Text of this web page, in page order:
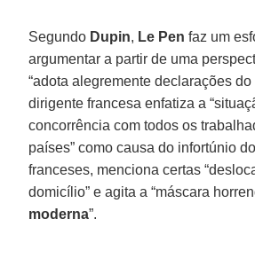
Segundo Dupin, Le Pen faz um
argumentar a partir de uma
“adota alegremente declarações do
dirigente francesa enfatiza a
concorrência com todos os
países” como causa do infortúnio
franceses, menciona certas
domicílio” e agita a “máscara
moderna”.